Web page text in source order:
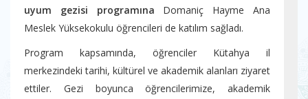
uyum gezisi programına Domaniç Hayme Ana
Meslek Yüksekokulu öğrencileri de katılım sağladı.
Program kapsamında, öğrenciler Kütahya il
merkezindeki tarihi, kültürel ve akademik alanları ziyaret
ettiler. Gezi boyunca öğrencilerimize, akademik